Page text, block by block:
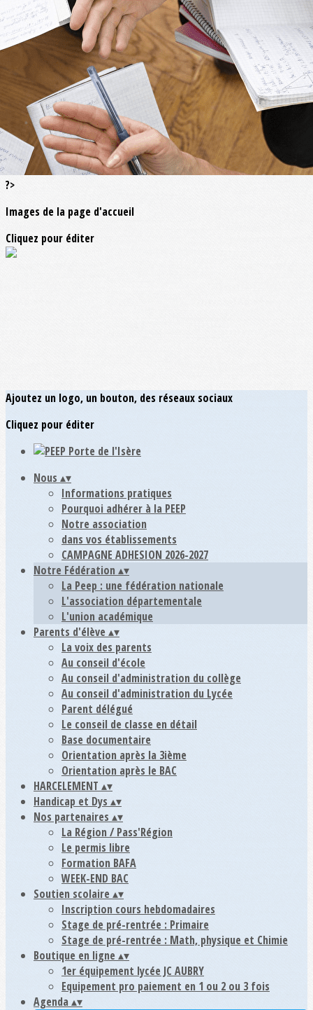
Exporter les lignes sélectionnées
Exporter toutes les colonnes
Exporter uniquement les colonnes affichées
Menu
<
La Peep : une fédération nationale
L'association départementale
L'union académique
?>
Images de la page d'accueil
Cliquez pour éditer
Ajoutez un logo, un bouton, des réseaux sociaux
Cliquez pour éditer
Nous ▴▾
Informations pratiques
Pourquoi adhérer à la PEEP
Notre association
dans vos établissements
CAMPAGNE ADHESION 2026-2027
Notre Fédération ▴▾
La Peep : une fédération nationale
L'association départementale
L'union académique
Parents d'élève▴▾
La voix des parents
Au conseil d'école
Au conseil d'administration du collège
Au conseil d'administration du Lycée
Parent délégué
Le conseil de classe en détail
Base documentaire
Orientation après la 3ième
Orientation après le BAC
HARCELEMENT ▴▾
Handicap et Dys ▴▾
Nos partenaires ▴▾
La Région / Pass'Région
Le permis libre
Formation BAFA
WEEK-END BAC
Soutien scolaire▴▾
Inscription cours hebdomadaires
Stage de pré-rentrée : Primaire
Stage de pré-rentrée : Math, physique et Chimie
Boutique en ligne▴▾
1er équipement lycée JC AUBRY
Equipement pro paiement en 1 ou 2 ou 3 fois
Agenda▴▾